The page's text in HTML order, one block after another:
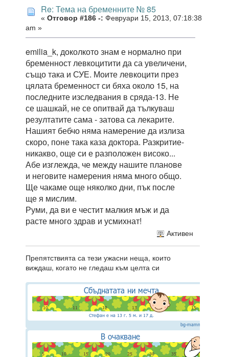
Re: Тема на бременните № 85
« Отговор #186 -: Февруари 15, 2013, 07:18:38
am »
emilia_k, доколкото знам е нормално при
бременност левкоцитити да са увеличени,
също така и СУЕ. Моите левкоцити през
цялата бременност си бяха около 15, на
последните изследвания в сряда-13. Не
се шашкай, не се опитвай да тълкуваш
резултатите сама - затова са лекарите.
Нашият бебчо няма намерение да излиза
скоро, поне така каза доктора. Разкритие-
никакво, още си е разположен високо...
Абе изглежда, че между нашите планове
и неговите намерения няма много общо.
Ще чакаме още няколко дни, пък после
ще я мислим.
Руми, да ви е честит малкия мъж и да
расте много здрав и усмихнат!
Активен
Препятствията са тези ужасни неща, които
виждаш, когато не гледаш към целта си